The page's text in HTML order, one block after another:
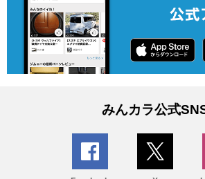
みんカラ公式